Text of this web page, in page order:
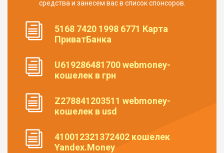
средства и занесем вас в список спонсоров.
5168 7420 1998 6771 Карта
ПриватБанка
U619286481700 webmoney-
кошелек в грн
Z278841203511 webmoney-
кошелек в usd
410012321372402 кошелек
Yandex.Money